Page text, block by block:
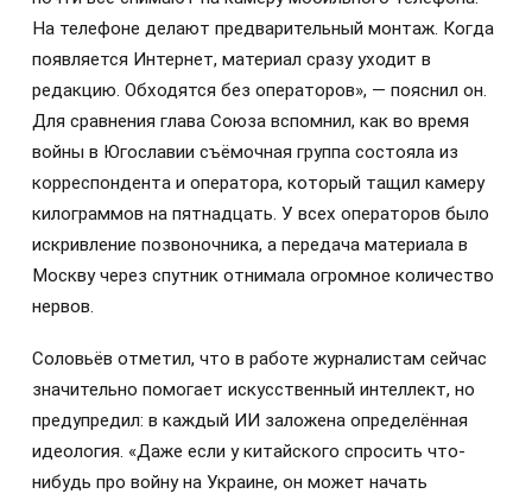
На телефоне делают предварительный монтаж. Когда
появляется Интернет, материал сразу уходит в
редакцию. Обходятся без операторов», — пояснил он.
Для сравнения глава Союза вспомнил, как во время
войны в Югославии съёмочная группа состояла из
корреспондента и оператора, который тащил камеру
килограммов на пятнадцать. У всех операторов было
искривление позвоночника, а передача материала в
Москву через спутник отнимала огромное количество
нервов.
Соловьёв отметил, что в работе журналистам сейчас
значительно помогает искусственный интеллект, но
предупредил: в каждый ИИ заложена определённая
идеология. «Даже если у китайского спросить что-
нибудь про войну на Украине, он может начать